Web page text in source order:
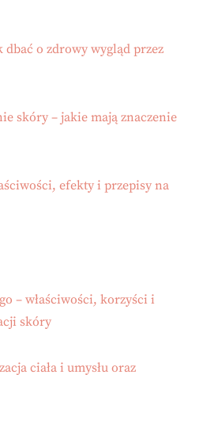
o zdrowy wygląd przez
skóry – jakie mają znaczenie
efekty i przepisy na
– właściwości, korzyści i
skóry
ciała i umysłu oraz